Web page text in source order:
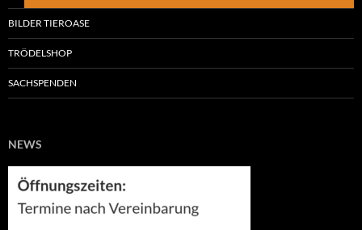
BILDER TIEROASE
TRÖDELSHOP
SACHSPENDEN
NEWS